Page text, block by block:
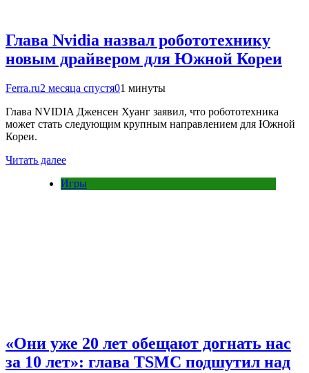
Глава Nvidia назвал робототехнику
новым драйвером для Южной Кореи
Ferra.ru2 месяца спустя01 минуты
Глава NVIDIA Дженсен Хуанг заявил, что робототехника
может стать следующим крупным направлением для Южной
Кореи.
Читать далее
Игры
«Они уже 20 лет обещают догнать нас
за 10 лет»: глава TSMC подшутил над